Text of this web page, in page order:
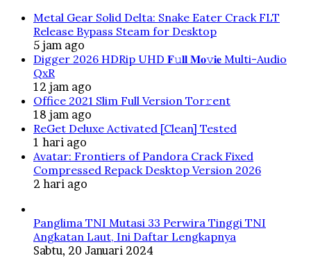
Metal Gear Solid Delta: Snake Eater Crack FLT
Release Bypass Steam for Desktop
5 jam ago
Digger 2026 HDRip UHD 𝐅𝚞𝐥𝐥 𝐌𝐨𝚟𝐢𝐞 Multi-Audio
QxR
12 jam ago
Office 2021 Slim Full Version Tor𝚛ent
18 jam ago
ReGet Deluxe Activated [Clean] Tested
1 hari ago
Avatar: Frontiers of Pandora Crack Fixed
Compressed Repack Desktop Version 2026
2 hari ago
Panglima TNI Mutasi 33 Perwira Tinggi TNI
Angkatan Laut, Ini Daftar Lengkapnya
Sabtu, 20 Januari 2024